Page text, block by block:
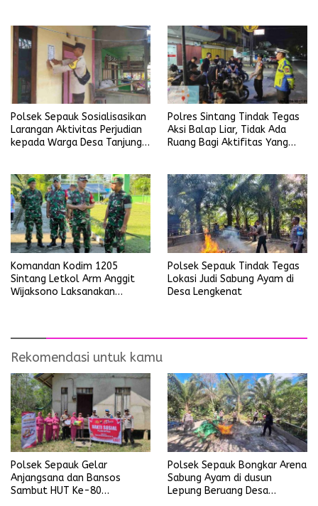
Polsek Sepauk Sosialisasikan
Larangan Aktivitas Perjudian
kepada Warga Desa Tanjung
Polres Sintang Tindak Tegas
Aksi Balap Liar, Tidak Ada
Ruang Bagi Aktifitas Yang
Komandan Kodim 1205
Sintang Letkol Arm Anggit
Wijaksono Laksanakan
Polsek Sepauk Tindak Tegas
Lokasi Judi Sabung Ayam di
Desa Lengkenat
Rekomendasi untuk kamu
Polsek Sepauk Gelar
Anjangsana dan Bansos
Sambut HUT Ke-80
Polsek Sepauk Bongkar Arena
Sabung Ayam di dusun
Lepung Beruang Desa